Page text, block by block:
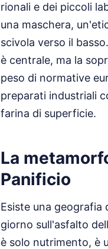
rionali e dei piccoli
una maschera,
scivola verso il
è centrale, ma la
peso di normative
preparati industriali
farina di superficie.
La
Panificio
Esiste una geografia
giorno sull'asfalto
è solo nutrimento, è